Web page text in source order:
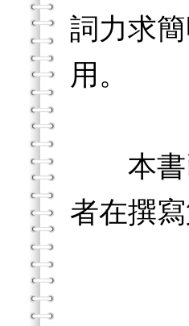
詞力求
用。
本書已
者在撰